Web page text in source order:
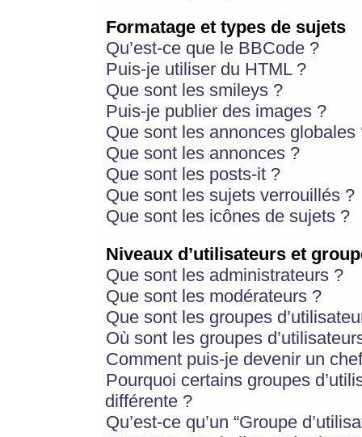
Formatage et types de sujets
Qu’est-ce que le BBCode ?
Puis-je utiliser du HTML ?
Que sont les smileys ?
Puis-je publier des images ?
Que sont les annonces globales
Que sont les annonces ?
Que sont les posts-it ?
Que sont les sujets verrouillés ?
Que sont les icônes de sujets ?
Niveaux d’utilisateurs et
Que sont les administrateurs ?
Que sont les modérateurs ?
Que sont les groupes
Où sont les groupes
Comment puis-je devenir un
Pourquoi certains groupes
différente ?
Qu’est-ce qu’un “Groupe